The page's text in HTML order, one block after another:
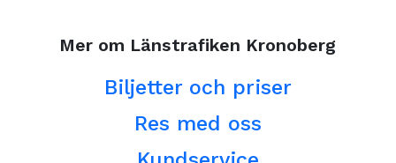
Mer om Länstrafiken Kronoberg
Biljetter och priser
Res med oss